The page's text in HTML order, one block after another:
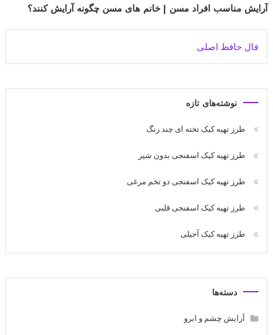
آرایش مناسب افراد مسن | خانم های مسن چگونه آرایش کنند؟
فال حافظ اصلی
نوشته‌های تازه
طرز تهیه کیک تخته ای چند رنگ
طرز تهیه کیک اسفنجی بدون شیر
طرز تهیه کیک اسفنجی دو تخم مرغی
طرز تهیه کیک اسفنجی قلبی
طرز تهیه کیک آجیلی
دسته‌ها
آرایش چشم و ابرو